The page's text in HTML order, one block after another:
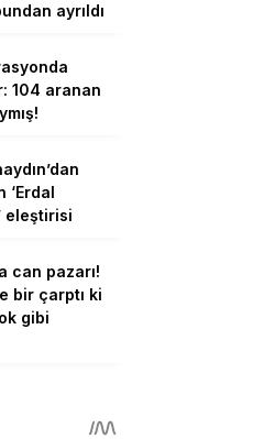
ayrıldı
104 aranan
‘Erdal
eleştirisi
can pazarı!
bir çarptı ki
gibi